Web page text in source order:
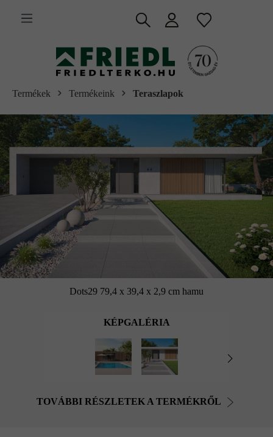
tartalomra
Termékek Termékeink Teraszlapok
Dots29 79,4 x 39,4 x 2,9 cm hamu
KÉPGALÉRIA
TOVÁBBI RÉSZLETEK A TERMÉKRŐL